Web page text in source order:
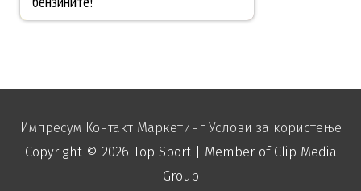
Импресум Контакт Маркетинг Услови за користење
Copyright © 2026 Top Sport| Member of Clip Media
Group